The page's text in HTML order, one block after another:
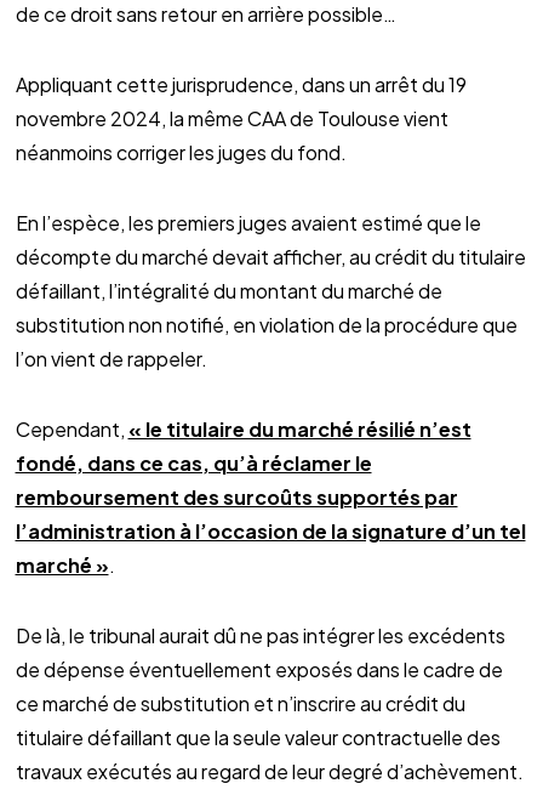
de ce droit sans retour en arrière possible…
Appliquant cette jurisprudence, dans un arrêt du 19
novembre 2024, la même CAA de Toulouse vient
néanmoins corriger les juges du fond.
En l’espèce, les premiers juges avaient estimé que le
décompte du marché devait afficher, au crédit du titulaire
défaillant, l’intégralité du montant du marché de
substitution non notifié, en violation de la procédure que
l’on vient de rappeler.
Cependant, « le titulaire du marché résilié n’est
fondé, dans ce cas, qu’à réclamer le
remboursement des surcoûts supportés par
l’administration à l’occasion de la signature d’un tel
marché ».
De là, le tribunal aurait dû ne pas intégrer les excédents
de dépense éventuellement exposés dans le cadre de
ce marché de substitution et n’inscrire au crédit du
titulaire défaillant que la seule valeur contractuelle des
travaux exécutés au regard de leur degré d’achèvement.